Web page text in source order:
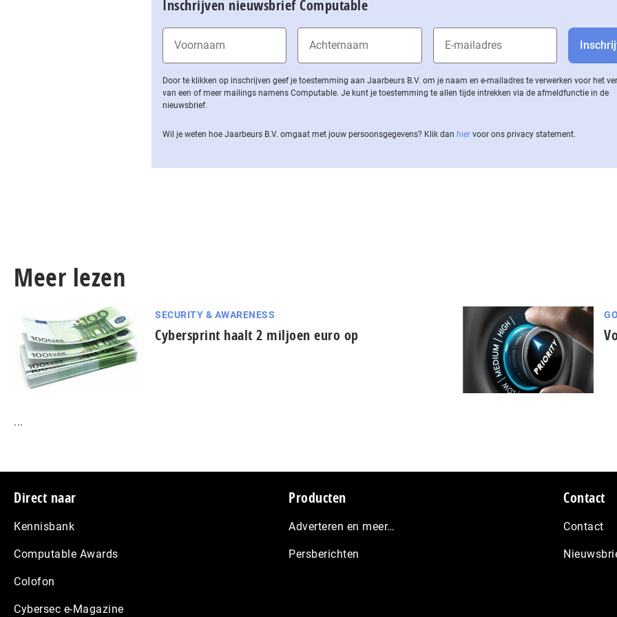
Inschrijven nieuwsbrief Computable
Door te klikken op inschrijven geef je toestemming aan Jaarbeurs B.V. om je naam en e-mailadres te verwerken voor het
van een of meer mailings namens Computable. Je kunt je toestemming te allen tijde intrekken via de af­meld­func­tie in de
nieuwsbrief.
Wil je weten hoe Jaarbeurs B.V. omgaat met jouw per­soons­ge­ge­vens? Klik dan hier voor ons privacy statement.
Meer lezen
SECURITY & AWARENESS
Cybersprint haalt 2 miljoen euro op
...
Footer
Direct naar
Kennisbank
Computable Awards
Colofon
Cybersec e-Magazine
Producten
Adverteren en meer…
Persberichten
Contact
Contact